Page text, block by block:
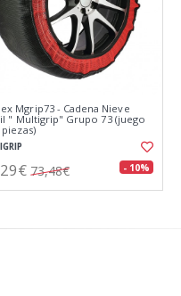
Mgrip73 - Cadena Nieve
" Multigrip" Grupo 73 (juego
73,48€ - 10%